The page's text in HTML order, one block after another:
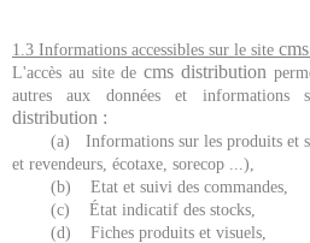
1.3 Informations accessibles sur le site
L'accès au site decms distribution
autres aux données et informations
distribution :
(a) Informations sur les produits et
et revendeurs, écotaxe, sorecop ...),
(b) Etat et suivi des commandes,
(c) État indicatif des stocks,
(d) Fiches produits et visuels,